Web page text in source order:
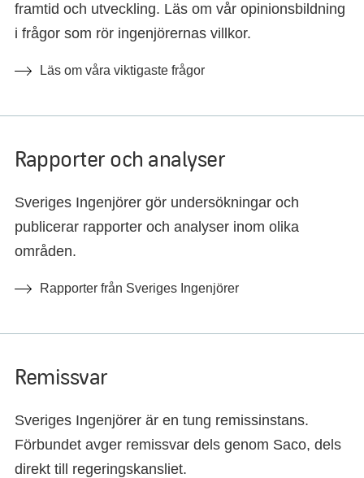
framtid och utveckling. Läs om vår opinionsbildning
i frågor som rör ingenjörernas villkor.
Läs om våra viktigaste frågor
Rapporter och analyser
Sveriges Ingenjörer gör undersökningar och
publicerar rapporter och analyser inom olika
områden.
Rapporter från Sveriges Ingenjörer
Remissvar
Sveriges Ingenjörer är en tung remissinstans.
Förbundet avger remissvar dels genom Saco, dels
direkt till regeringskansliet.